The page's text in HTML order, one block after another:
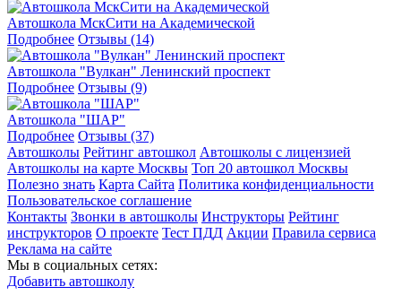
Автошкола МскСити на Академической
Подробнее Отзывы (14)
Автошкола "Вулкан" Ленинский проспект
Подробнее Отзывы (9)
Автошкола "ШАР"
Подробнее Отзывы (37)
Автошколы Рейтинг автошкол Автошколы с лицензией
Автошколы на карте Москвы Топ 20 автошкол Москвы
Полезно знать Карта Сайта Политика конфиденциальности
Пользовательское соглашение
Контакты Звонки в автошколы Инструкторы Рейтинг
инструкторов О проекте Тест ПДД Акции Правила сервиса
Реклама на сайте
Мы в социальных сетях:
Добавить автошколу